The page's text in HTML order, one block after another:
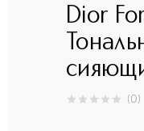
Dior
0из 0 (0)